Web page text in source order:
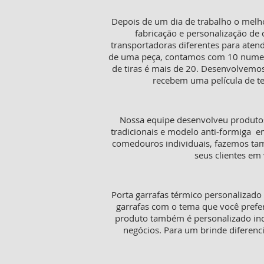
Depois de um dia de trabalho o
fabricação e personalização
transportadoras diferentes para
de uma peça, contamos com 10
de tiras é mais de 20.
recebem uma película de
Nossa equipe desenvolveu
tradicionais e modelo anti-formiga
comedouros individuais, fazemos
seus clientes
Porta garrafas térmico
garrafas com o tema que você
produto também é personalizado
negócios. Para um brinde